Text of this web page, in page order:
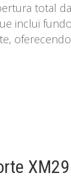
total
inclui